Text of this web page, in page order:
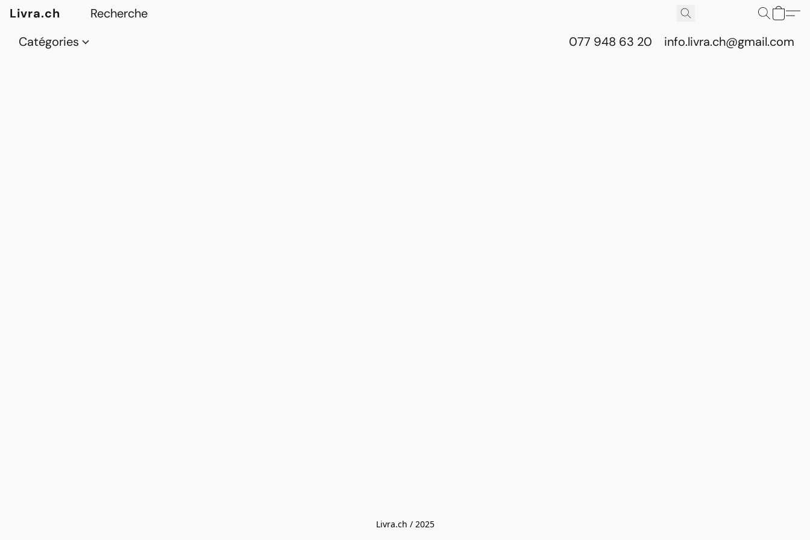
Livra.ch
Catégories
077 948 63 20 info.livra.ch@gmail.com
Livra.ch / 2025